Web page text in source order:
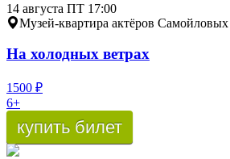
14 августа ПТ 17:00
Музей-квартира актёров Самойловых
На холодных ветрах
1500 ₽
6+
купить билет